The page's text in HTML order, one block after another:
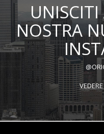
NOSTRA